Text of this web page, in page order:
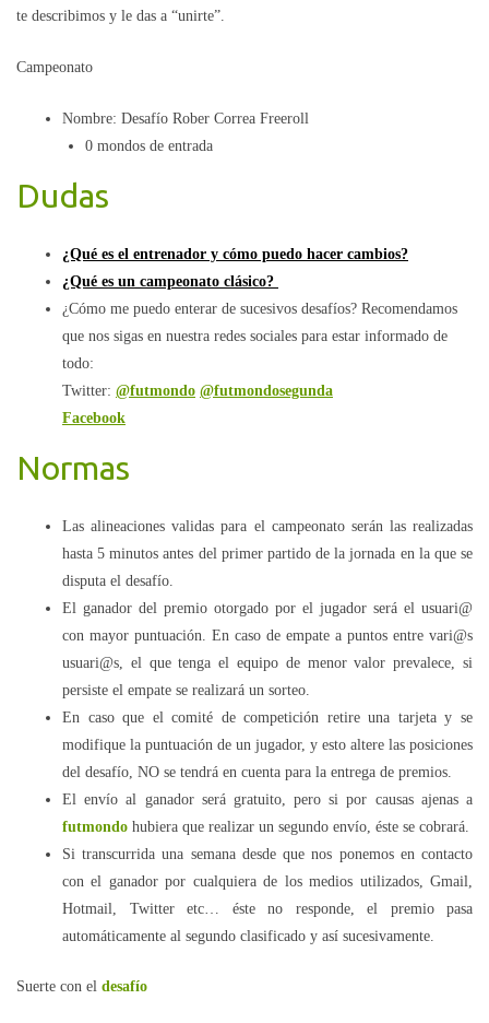
te describimos y le das a “unirte”.
Campeonato
Nombre: Desafío Rober Correa Freeroll
0 mondos de entrada
Dudas
¿Qué es el entrenador y cómo puedo hacer cambios?
¿Qué es un campeonato clásico?
¿Cómo me puedo enterar de sucesivos desafíos? Recomendamos
que nos sigas en nuestra redes sociales para estar informado de
todo:
Twitter: @futmondo @futmondosegunda
Facebook
Normas
Las alineaciones validas para el campeonato serán las realizadas
hasta 5 minutos antes del primer partido de la jornada en la que se
disputa el desafío.
El ganador del premio otorgado por el jugador será el usuari@
con mayor puntuación. En caso de empate a puntos entre vari@s
usuari@s, el que tenga el equipo de menor valor prevalece, si
persiste el empate se realizará un sorteo.
En caso que el comité de competición retire una tarjeta y se
modifique la puntuación de un jugador, y esto altere las posiciones
del desafío, NO se tendrá en cuenta para la entrega de premios.
El envío al ganador será gratuito, pero si por causas ajenas a
futmondo hubiera que realizar un segundo envío, éste se cobrará.
Si transcurrida una semana desde que nos ponemos en contacto
con el ganador por cualquiera de los medios utilizados, Gmail,
Hotmail, Twitter etc… éste no responde, el premio pasa
automáticamente al segundo clasificado y así sucesivamente.
Suerte con el desafío